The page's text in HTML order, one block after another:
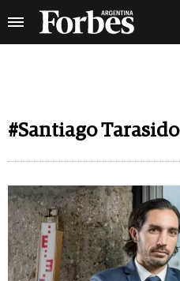
#Santiago Tarasido